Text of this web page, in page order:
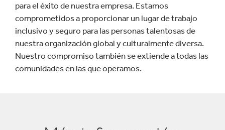
para el éxito de nuestra empresa. Estamos
comprometidos a proporcionar un lugar de trabajo
inclusivo y seguro para las personas talentosas de
nuestra organización global y culturalmente diversa.
Nuestro compromiso también se extiende a todas las
comunidades en las que operamos.